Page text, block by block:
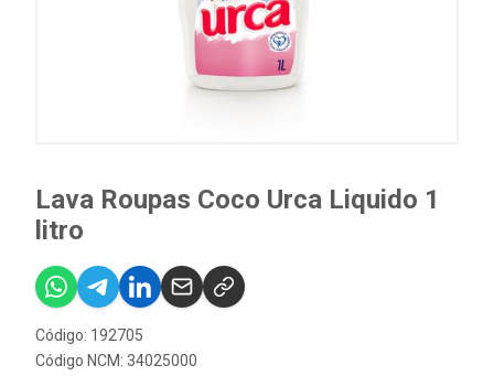
Lava Roupas Coco Urca Liquido 1
litro
Código: 192705
Código NCM: 34025000